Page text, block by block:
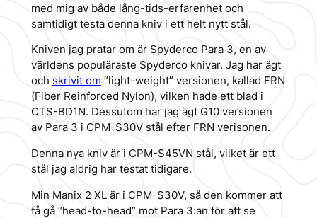
med mig av både lång-tids-erfarenhet och
samtidigt testa denna kniv i ett helt nytt stål.
Kniven jag pratar om är Spyderco Para 3, en av
världens populäraste Spyderco knivar. Jag har ägt
och skrivit om “light-weight” versionen, kallad FRN
(Fiber Reinforced Nylon), vilken hade ett blad i
CTS-BD1N. Dessutom har jag ägt G10 versionen
av Para 3 i CPM-S30V stål efter FRN verisonen.
Denna nya kniv är i CPM-S45VN stål, vilket är ett
stål jag aldrig har testat tidigare.
Min Manix 2 XL är i CPM-S30V, så den kommer att
få gå “head-to-head” mot Para 3:an för att se